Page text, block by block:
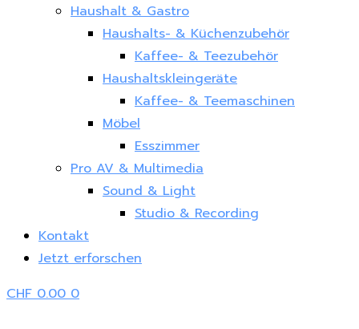
Haushalt & Gastro
Haushalts- & Küchenzubehör
Kaffee- & Teezubehör
Haushaltskleingeräte
Kaffee- & Teemaschinen
Möbel
Esszimmer
Pro AV & Multimedia
Sound & Light
Studio & Recording
Kontakt
Jetzt erforschen
CHF0.00 0